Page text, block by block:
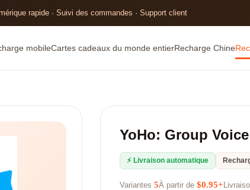
rapide · Suivi des commandes · Support client
mobileCartes cadeaux du monde entierRecharge Chine
YoHo: Group
⚡ Livraison automatique
Variantes 5À partir de $0.95+